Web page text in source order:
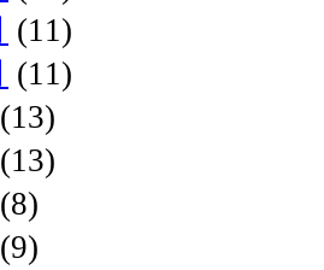
(11)
(11)
(13)
(13)
(8)
(9)